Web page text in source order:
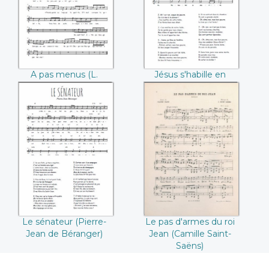
Landry)
A pas menus (L.
Fortolis / Albert
Landry)
Jésus s'habille en
pauvre
Le sénateur
(Pierre-Jean de
Béranger)
Le sénateur (Pierre-
Jean de Béranger)
Le pas d'armes du
roi Jean (Camille
Saint-Saëns)
Le pas d'armes du roi
Jean (Camille Saint-
Saëns)